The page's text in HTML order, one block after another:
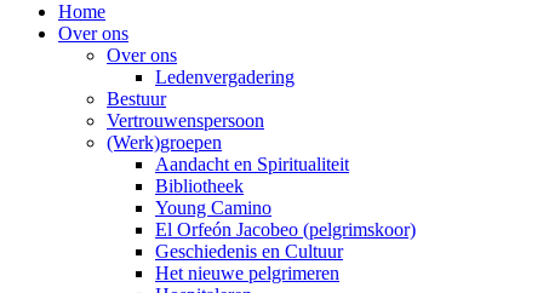
Home
Over ons
Over ons
Ledenvergadering
Bestuur
Vertrouwenspersoon
(Werk)groepen
Aandacht en Spiritualiteit
Bibliotheek
Young Camino
El Orfeón Jacobeo (pelgrimskoor)
Geschiedenis en Cultuur
Het nieuwe pelgrimeren